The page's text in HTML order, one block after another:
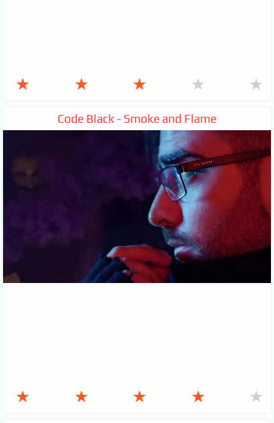
★ ★ ★ ★ ★
Code Black - Smoke and Flame
★ ★ ★ ★ ★